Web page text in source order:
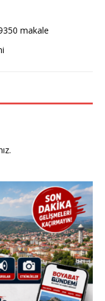
makale
.